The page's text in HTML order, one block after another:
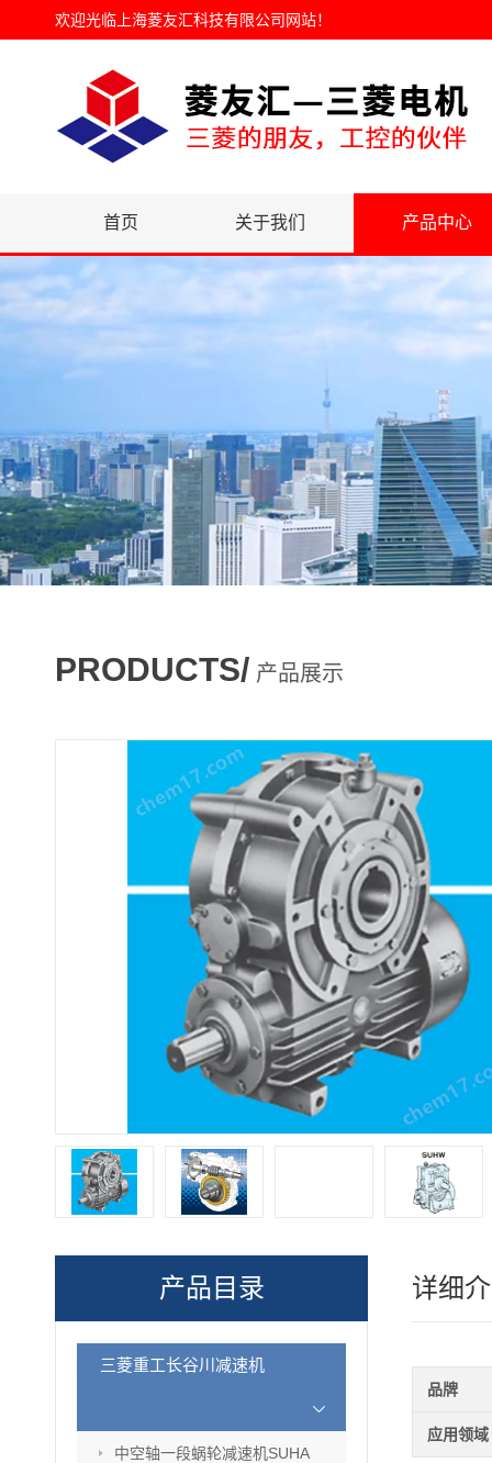
欢迎光临 上海菱友汇科技有限公司网站！
首页 关于我们 产品中心
PRODUCTS/ 产品展示
产品目录
三菱重工长谷川减速机
中空轴一段蜗轮减速机SUHA
详细
品牌
应用领域